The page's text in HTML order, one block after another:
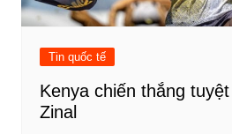
Tin quốc tế
Kenya chiến thắng
Zinal